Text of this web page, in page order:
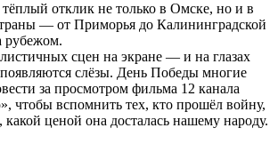
отклик не только в Омске, но и в
— от Приморья до Калининградской
рубежом.
сцен на экране — и на глазах
появляются слёзы. День Победы многие
за просмотром фильма 12 канала
чтобы вспомнить тех, кто прошёл войну,
какой ценой она досталась нашему народу.